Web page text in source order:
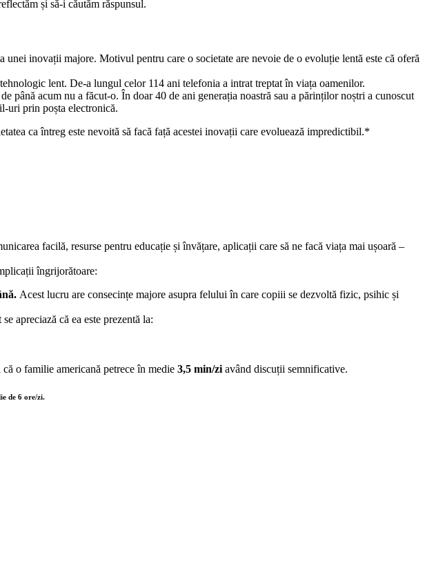
și să-i căutăm răspunsul.
inovații majore. Motivul pentru care o societate are nevoie de o evoluție lentă este că oferă
lent. De-a lungul celor 114 ani telefonia a intrat treptat în viața oamenilor.
până acum nu a făcut-o. În doar 40 de ani generația noastră sau a părinților noștri a cunoscut
uri prin poșta electronică.
ca întreg este nevoită să facă față acestei inovații care evoluează impredictibil.*
facilă, resurse pentru educație și învățare, aplicații care să ne facă viața mai ușoară –
îngrijorătoare:
Acest lucru are consecințe majore asupra felului în care copiii se dezvoltă fizic, psihic și
apreciază că ea este prezentă la:
că o familie americană petrece în medie 3,5 min/zi având discuții semnificative.
de 6 ore/zi.